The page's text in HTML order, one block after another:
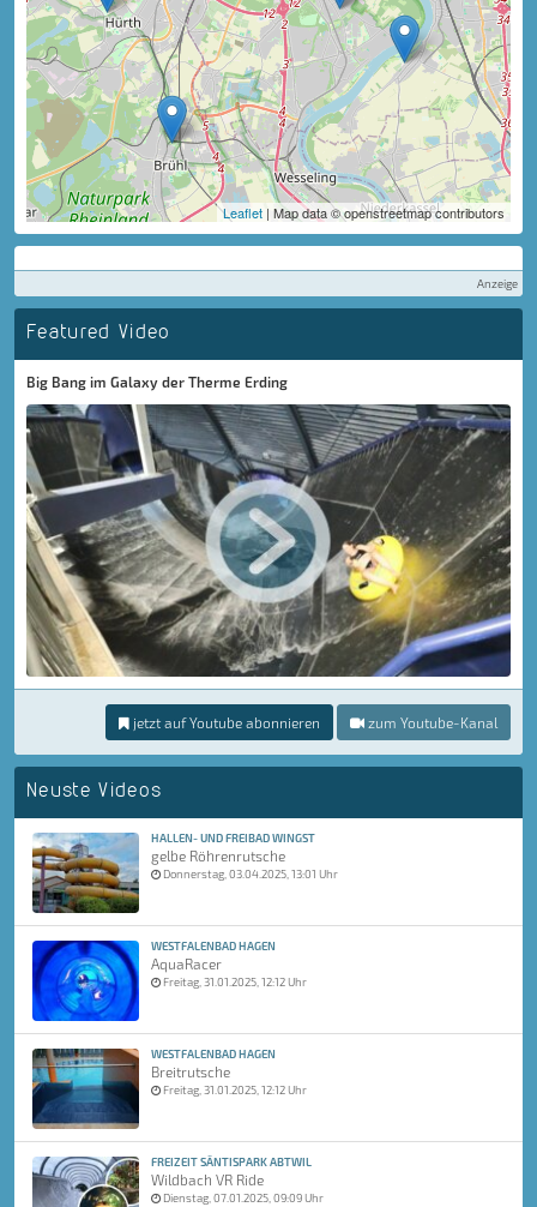
Leaflet | Map data © openstreetmap contributors
Anzeige
Featured Video
Big Bang im Galaxy der Therme Erding
jetzt auf Youtube abonnieren zum Youtube-Kanal
Neuste Videos
HALLEN- UND FREIBAD WINGST
gelbe Röhrenrutsche
Donnerstag, 03.04.2025, 13:01 Uhr
WESTFALENBAD HAGEN
AquaRacer
Freitag, 31.01.2025, 12:12 Uhr
WESTFALENBAD HAGEN
Breitrutsche
Freitag, 31.01.2025, 12:12 Uhr
FREIZEIT SÄNTISPARK ABTWIL
Wildbach VR Ride
Dienstag, 07.01.2025, 09:09 Uhr